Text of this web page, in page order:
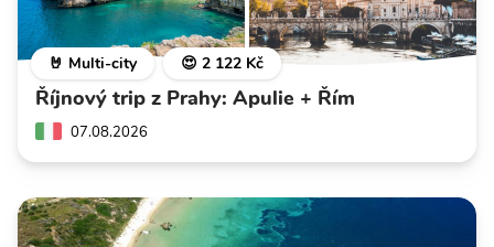
🤘 Multi-city 😍 2 122 Kč
Říjnový trip z Prahy: Apulie + Řím
07.08.2026